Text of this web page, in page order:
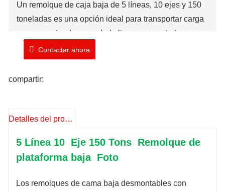
Un remolque de caja baja de 5 líneas, 10 ejes y 150
toneladas es una opción ideal para transportar carga
con un centro de gravedad alto, como centrales
eléctricas y equipos de lavado. El diseño de cama
baja baja el centro de gravedad del remolque, lo que
aumenta la estabilidad durante el transporte.
Existencia: 1 Unidad
Tiempo de envío: 10-15 días laborables
Contactar ahora
compartir:
Detalles del producto
5 Línea 10 Eje 150 Tons Remolque de
plataforma baja Foto
Los remolques de cama baja desmontables con